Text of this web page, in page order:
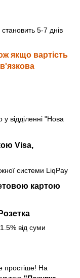
5-7 днів
якщо вартість
відділенні "Нова
Visa,
системи LiqPay
картою
від суми
простіше! На